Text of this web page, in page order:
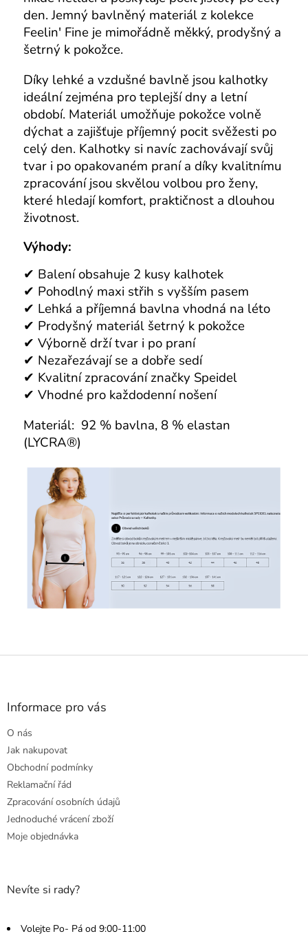
den. Jemný bavlněný materiál z kolekce
Feelin' Fine je mimořádně měkký, prodyšný a
šetrný k pokožce.
Díky lehké a vzdušné bavlně jsou kalhotky
ideální zejména pro teplejší dny a letní
období. Materiál umožňuje pokožce volně
dýchat a zajišťuje příjemný pocit svěžesti po
celý den. Kalhotky si navíc zachovávají svůj
tvar i po opakovaném praní a díky kvalitnímu
zpracování jsou skvělou volbou pro ženy,
které hledají komfort, praktičnost a dlouhou
životnost.
Výhody:
✔ Balení obsahuje 2 kusy kalhotek
✔ Pohodlný maxi střih s vyšším pasem
✔ Lehká a příjemná bavlna vhodná na léto
✔ Prodyšný materiál šetrný k pokožce
✔ Výborně drží tvar i po praní
✔ Nezařezávají se a dobře sedí
✔ Kvalitní zpracování značky Speidel
✔ Vhodné pro každodenní nošení
Materiál: 92 % bavlna, 8 % elastan
(LYCRA®)
Z
Informace pro vás
O nás
Jak nakupovat
Obchodní podmínky
Reklamační řád
Zpracování osobních údajů
Jednoduché vrácení zboží
Moje objednávka
Nevíte si rady?
Volejte Po- Pá od 9:00-11:00